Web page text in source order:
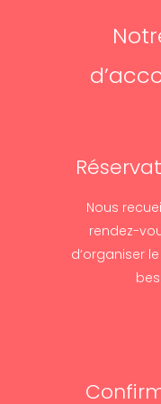
Nous
rendez-
d’organiser